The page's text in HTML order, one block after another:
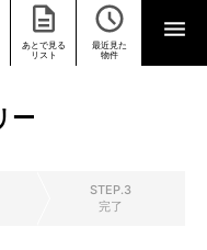
あとで見る
リスト
最近見た
物件
ー
STEP.3
完了